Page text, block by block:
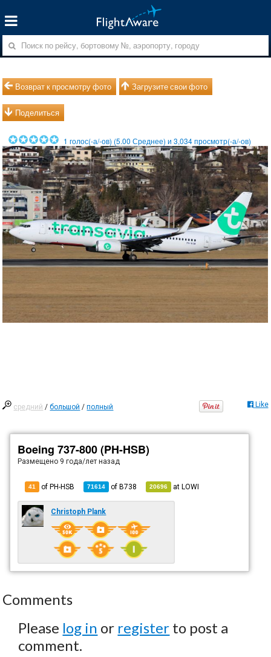
Возврат к просмотру фото Загрузите свои фото
Поделиться
1 голос(-а/-ов) (5.00 Среднее) и3,034просмотр(-а/-ов)
средний /большой /полный Like
Boeing 737-800 (PH-HSB)
Размещено 9 года/лет назад
41 of PH-HSB 71614 ofB738 20696 atLOWI
Christoph Plank
Comments
Please log in or register to post a
comment.